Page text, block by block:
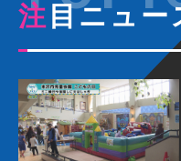
注目ニュ